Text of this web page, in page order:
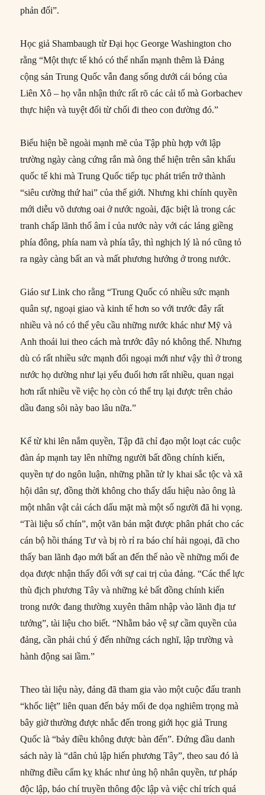
phản đối”.
Học giả Shambaugh từ Đại học George Washington cho
rằng “Một thực tế khó có thể nhấn mạnh thêm là Đảng
cộng sản Trung Quốc vẫn đang sống dưới cái bóng của
Liên Xô – họ vẫn nhận thức rất rõ các cải tổ mà Gorbachev
thực hiện và tuyệt đối từ chối đi theo con đường đó.”
Biểu hiện bề ngoài mạnh mẽ của Tập phù hợp với lập
trường ngày càng cứng rắn mà ông thể hiện trên sân khấu
quốc tế khi mà Trung Quốc tiếp tục phát triển trở thành
“siêu cường thứ hai” của thế giới. Nhưng khi chính quyền
mới diễu võ dương oai ở nước ngoài, đặc biệt là trong các
tranh chấp lãnh thổ âm ỉ của nước này với các láng giềng
phía đông, phía nam và phía tây, thì nghịch lý là nó cũng tỏ
ra ngày càng bất an và mất phương hướng ở trong nước.
Giáo sư Link cho rằng “Trung Quốc có nhiều sức mạnh
quân sự, ngoại giao và kinh tế hơn so với trước đây rất
nhiều và nó có thể yêu cầu những nước khác như Mỹ và
Anh thoái lui theo cách mà trước đây nó không thể. Nhưng
dù có rất nhiều sức mạnh đối ngoại mới như vậy thì ở trong
nước họ dường như lại yếu đuối hơn rất nhiều, quan ngại
hơn rất nhiều về việc họ còn có thể trụ lại được trên chảo
dầu đang sôi này bao lâu nữa.”
Kể từ khi lên nắm quyền, Tập đã chỉ đạo một loạt các cuộc
đàn áp mạnh tay lên những người bất đồng chính kiến,
quyền tự do ngôn luận, những phần tử ly khai sắc tộc và xã
hội dân sự, đồng thời không cho thấy dấu hiệu nào ông là
một nhân vật cải cách dấu mặt mà một số người đã hi vọng.
“Tài liệu số chín”, một văn bản mật được phân phát cho các
cán bộ hồi tháng Tư và bị rò rỉ ra báo chí hải ngoại, đã cho
thấy ban lãnh đạo mới bất an đến thế nào về những mối đe
dọa được nhận thấy đối với sự cai trị của đảng. “Các thế lực
thù địch phương Tây và những kẻ bất đồng chính kiến
trong nước đang thường xuyên thâm nhập vào lãnh địa tư
tưởng”, tài liệu cho biết. “Nhằm bảo vệ sự cầm quyền của
đảng, cần phải chú ý đến những cách nghĩ, lập trường và
hành động sai lầm.”
Theo tài liệu này, đảng đã tham gia vào một cuộc đấu tranh
“khốc liệt” liên quan đến bảy mối đe dọa nghiêm trọng mà
bây giờ thường được nhắc đến trong giới học giả Trung
Quốc là “bảy điều không được bàn đến”. Đứng đầu danh
sách này là “dân chủ lập hiến phương Tây”, theo sau đó là
những điều cấm kỵ khác như ủng hộ nhân quyền, tư pháp
độc lập, báo chí truyền thông độc lập và việc chỉ trích quá